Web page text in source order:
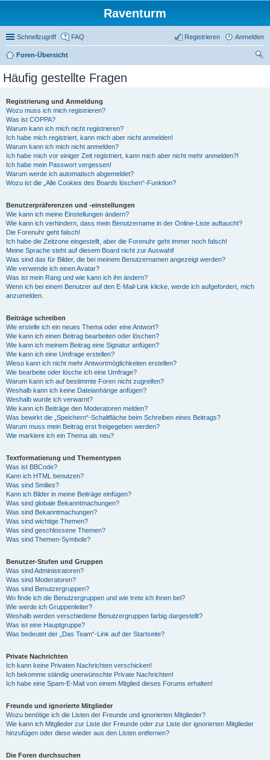
Raventurm
Schnellzugriff FAQ Anmelden
Registrieren
Foren-Übersicht
Häufig gestellte Fragen
Registrierung und Anmeldung
Wozu muss ich mich registrieren?
Was ist COPPA?
Warum kann ich mich nicht registrieren?
Ich habe mich registriert, kann mich aber nicht anmelden!
Warum kann ich mich nicht anmelden?
Ich habe mich vor einiger Zeit registriert, kann mich aber nicht mehr anmelden?!
Ich habe mein Passwort vergessen!
Warum werde ich automatisch abgemeldet?
Wozu ist die „Alle Cookies des Boards löschen“-Funktion?
Benutzerpräferenzen und -einstellungen
Wie kann ich meine Einstellungen ändern?
Wie kann ich verhindern, dass mein Benutzername in der Online-Liste auftaucht?
Die Forenuhr geht falsch!
Ich habe die Zeitzone eingestellt, aber die Forenuhr geht immer noch falsch!
Meine Sprache steht auf diesem Board nicht zur Auswahl!
Was sind das für Bilder, die bei meinem Benutzernamen angezeigt werden?
Wie verwende ich einen Avatar?
Was ist mein Rang und wie kann ich ihn ändern?
Wenn ich bei einem Benutzer auf den E-Mail-Link klicke, werde ich aufgefordert, mich
anzumelden.
Beiträge schreiben
Wie erstelle ich ein neues Thema oder eine Antwort?
Wie kann ich einen Beitrag bearbeiten oder löschen?
Wie kann ich meinem Beitrag eine Signatur anfügen?
Wie kann ich eine Umfrage erstellen?
Wieso kann ich nicht mehr Antwortmöglichkeiten erstellen?
Wie bearbeite oder lösche ich eine Umfrage?
Warum kann ich auf bestimmte Foren nicht zugreifen?
Weshalb kann ich keine Dateianhänge anfügen?
Weshalb wurde ich verwarnt?
Wie kann ich Beiträge den Moderatoren melden?
Was bewirkt die „Speichern“-Schaltfläche beim Schreiben eines Beitrags?
Warum muss mein Beitrag erst freigegeben werden?
Wie markiere ich ein Thema als neu?
Textformatierung und Thementypen
Was ist BBCode?
Kann ich HTML benutzen?
Was sind Smilies?
Kann ich Bilder in meine Beiträge einfügen?
Was sind globale Bekanntmachungen?
Was sind Bekanntmachungen?
Was sind wichtige Themen?
Was sind geschlossene Themen?
Was sind Themen-Symbole?
Benutzer-Stufen und Gruppen
Was sind Administratoren?
Was sind Moderatoren?
Was sind Benutzergruppen?
Wo finde ich die Benutzergruppen und wie trete ich ihnen bei?
Wie werde ich Gruppenleiter?
Weshalb werden verschiedene Benutzergruppen farbig dargestellt?
Was ist eine Hauptgruppe?
Was bedeutet der „Das Team“-Link auf der Startseite?
Private Nachrichten
Ich kann keine Privaten Nachrichten verschicken!
Ich bekomme ständig unerwünschte Private Nachrichten!
Ich habe eine Spam-E-Mail von einem Mitglied dieses Forums erhalten!
Freunde und ignorierte Mitglieder
Wozu benötige ich die Listen der Freunde und ignorierten Mitglieder?
Wie kann ich Mitglieder zur Liste der Freunde oder zur Liste der ignorierten Mitglieder
hinzufügen oder diese wieder aus den Listen entfernen?
Die Foren durchsuchen